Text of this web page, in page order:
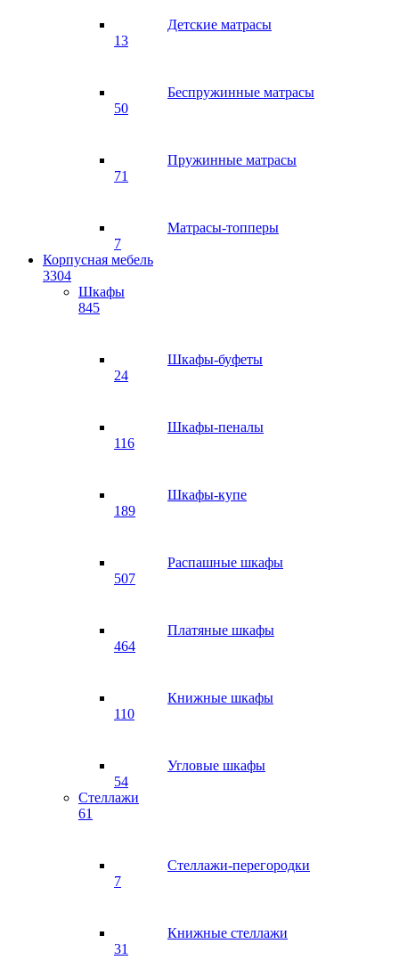
Детские матрасы
13
Беспружинные матрасы
50
Пружинные матрасы
71
Матрасы-топперы
7
Корпусная мебель
3304
Шкафы
845
Шкафы-буфеты
24
Шкафы-пеналы
116
Шкафы-купе
189
Распашные шкафы
507
Платяные шкафы
464
Книжные шкафы
110
Угловые шкафы
54
Стеллажи
61
Стеллажи-перегородки
7
Книжные стеллажи
31